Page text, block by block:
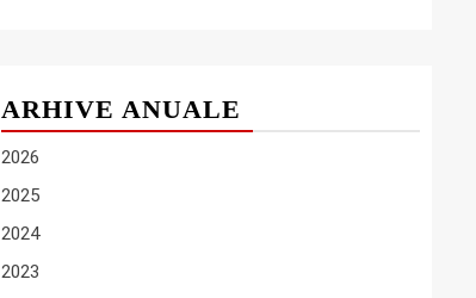
ARHIVE ANUALE
2026
2025
2024
2023